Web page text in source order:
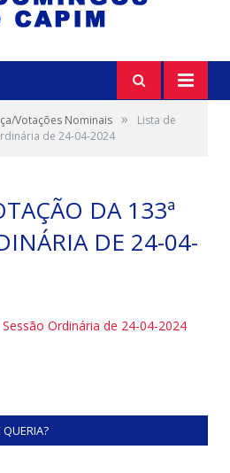
Votações Nominais »
Lista de
de 24-04-2024
DA 133ª
DE 24-04-
Ordinária de 24-04-2024